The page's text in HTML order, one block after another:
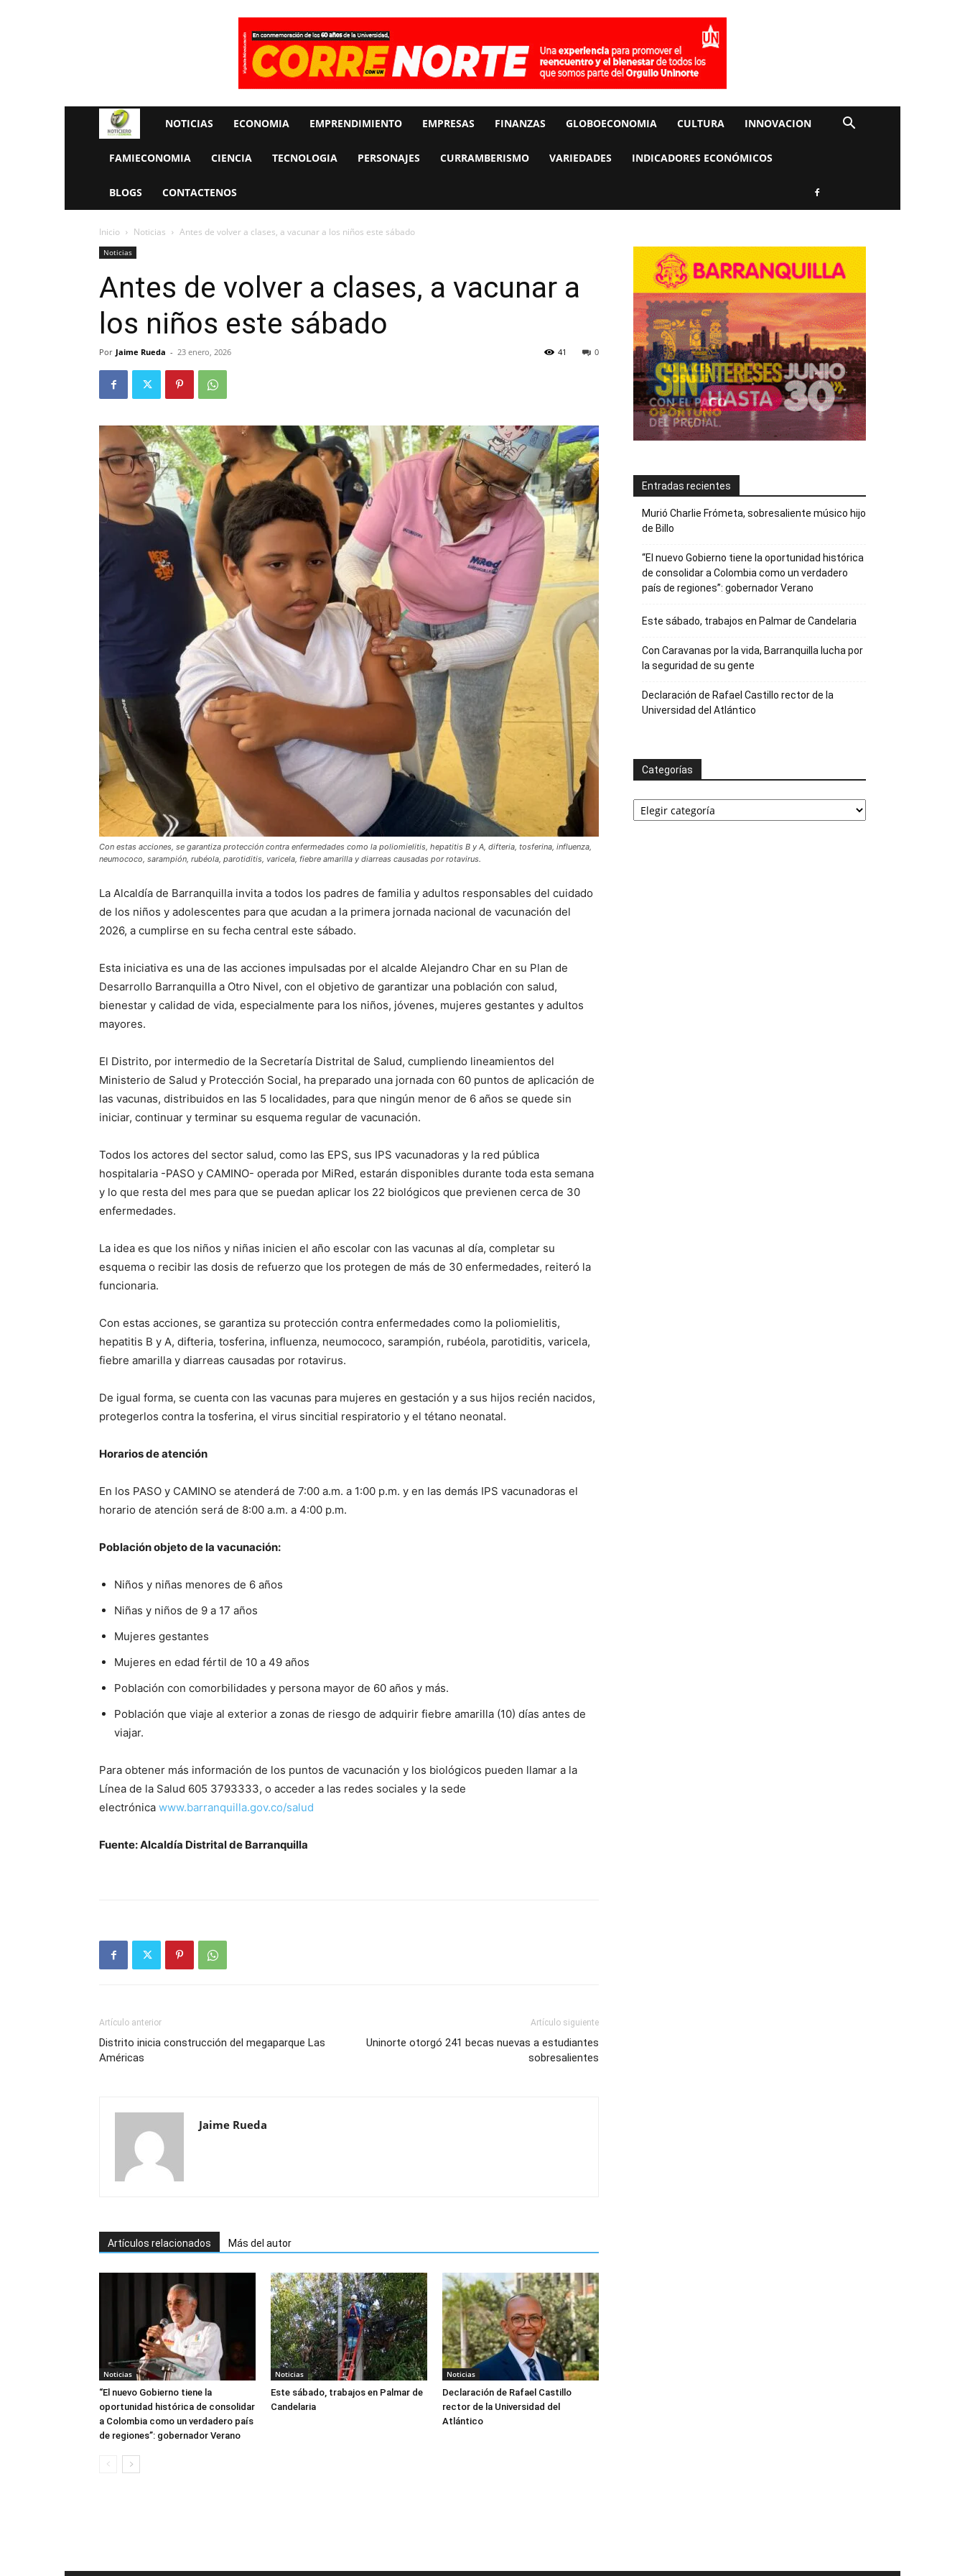
Rueda
La
Economia
NOTICIAS ECONOMIA EMPRENDIMIENTO EMPRESAS FINANZAS GLOBOECONOMIA CULTURA INNOVACION
FAMIECONOMIA CIENCIA TECNOLOGIA PERSONAJES CURRAMBERISMO VARIEDADES INDICADORES ECONÓMICOS
BLOGS CONTACTENOS
Inicio Noticias Antes de volver a clases, a vacunar a los niños este sábado
Noticias
Antes de volver a clases, a vacunar a
los niños este sábado
Por Jaime Rueda - 23 enero, 2026 0
41
Con estas acciones, se garantiza protección contra enfermedades como la poliomielitis, hepatitis B y A, difteria, tosferina, influenza,
neumococo, sarampión, rubéola, parotiditis, varicela, fiebre amarilla y diarreas causadas por rotavirus.
La Alcaldía de Barranquilla invita a todos los padres de familia y adultos responsables del cuidado
de los niños y adolescentes para que acudan a la primera jornada nacional de vacunación del
2026, a cumplirse en su fecha central este sábado.
Esta iniciativa es una de las acciones impulsadas por el alcalde Alejandro Char en su Plan de
Desarrollo Barranquilla a Otro Nivel, con el objetivo de garantizar una población con salud,
bienestar y calidad de vida, especialmente para los niños, jóvenes, mujeres gestantes y adultos
mayores.
El Distrito, por intermedio de la Secretaría Distrital de Salud, cumpliendo lineamientos del
Ministerio de Salud y Protección Social, ha preparado una jornada con 60 puntos de aplicación de
las vacunas, distribuidos en las 5 localidades, para que ningún menor de 6 años se quede sin
iniciar, continuar y terminar su esquema regular de vacunación.
Todos los actores del sector salud, como las EPS, sus IPS vacunadoras y la red pública
hospitalaria -PASO y CAMINO- operada por MiRed, estarán disponibles durante toda esta semana
y lo que resta del mes para que se puedan aplicar los 22 biológicos que previenen cerca de 30
enfermedades.
La idea es que los niños y niñas inicien el año escolar con las vacunas al día, completar su
esquema o recibir las dosis de refuerzo que los protegen de más de 30 enfermedades, reiteró la
funcionaria.
Con estas acciones, se garantiza su protección contra enfermedades como la poliomielitis,
hepatitis B y A, difteria, tosferina, influenza, neumococo, sarampión, rubéola, parotiditis, varicela,
fiebre amarilla y diarreas causadas por rotavirus.
De igual forma, se cuenta con las vacunas para mujeres en gestación y a sus hijos recién nacidos,
protegerlos contra la tosferina, el virus sincitial respiratorio y el tétano neonatal.
Horarios de atención
En los PASO y CAMINO se atenderá de 7:00 a.m. a 1:00 p.m. y en las demás IPS vacunadoras el
horario de atención será de 8:00 a.m. a 4:00 p.m.
Población objeto de la vacunación:
Niños y niñas menores de 6 años
Niñas y niños de 9 a 17 años
Mujeres gestantes
Mujeres en edad fértil de 10 a 49 años
Población con comorbilidades y persona mayor de 60 años y más.
Población que viaje al exterior a zonas de riesgo de adquirir fiebre amarilla (10) días antes de
viajar.
Para obtener más información de los puntos de vacunación y los biológicos pueden llamar a la
Línea de la Salud 605 3793333, o acceder a las redes sociales y la sede
electrónica www.barranquilla.gov.co/salud
Fuente: Alcaldía Distrital de Barranquilla
Artículo anterior
Distrito inicia construcción del megaparque Las
Américas
Artículo siguiente
Uninorte otorgó 241 becas nuevas a estudiantes
sobresalientes
Jaime Rueda
Artículos relacionados Más del autor
Noticias
“El nuevo Gobierno tiene la
oportunidad histórica de consolidar
a Colombia como un verdadero país
de regiones”: gobernador Verano
Noticias
Este sábado, trabajos en Palmar de
Candelaria
Noticias
Declaración de Rafael Castillo
rector de la Universidad del
Atlántico
Entradas recientes
Murió Charlie Frómeta, sobresaliente músico hijo
de Billo
“El nuevo Gobierno tiene la oportunidad histórica
de consolidar a Colombia como un verdadero
país de regiones”: gobernador Verano
Este sábado, trabajos en Palmar de Candelaria
Con Caravanas por la vida, Barranquilla lucha por
la seguridad de su gente
Declaración de Rafael Castillo rector de la
Universidad del Atlántico
Categorías
Categorías